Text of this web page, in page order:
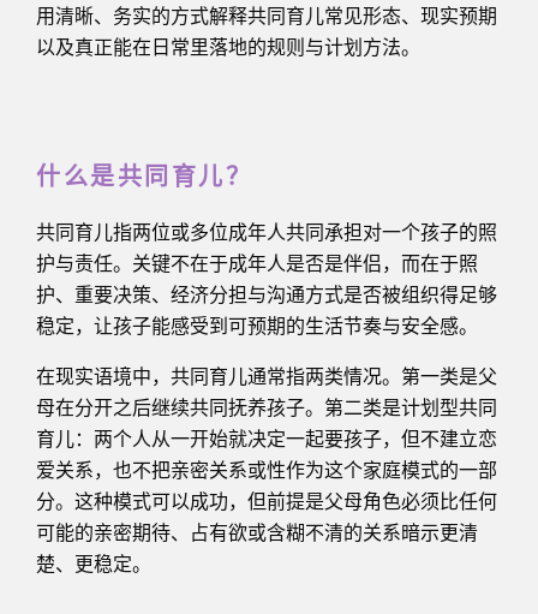
用清晰、务实的方式解释共同育儿常见形态、现实预期
以及真正能在日常里落地的规则与计划方法。
什么是共同育儿？
共同育儿指两位或多位成年人共同承担对一个孩子的照
护与责任。关键不在于成年人是否是伴侣，而在于照
护、重要决策、经济分担与沟通方式是否被组织得足够
稳定，让孩子能感受到可预期的生活节奏与安全感。
在现实语境中，共同育儿通常指两类情况。第一类是父
母在分开之后继续共同抚养孩子。第二类是计划型共同
育儿：两个人从一开始就决定一起要孩子，但不建立恋
爱关系，也不把亲密关系或性作为这个家庭模式的一部
分。这种模式可以成功，但前提是父母角色必须比任何
可能的亲密期待、占有欲或含糊不清的关系暗示更清
楚、更稳定。